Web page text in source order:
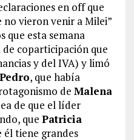
en off que
no vieron venir a Milei”
que esta semana
coparticipación que
y del IVA) y limó
, que había
de Malena
de que el líder
que Patricia
tiene grandes